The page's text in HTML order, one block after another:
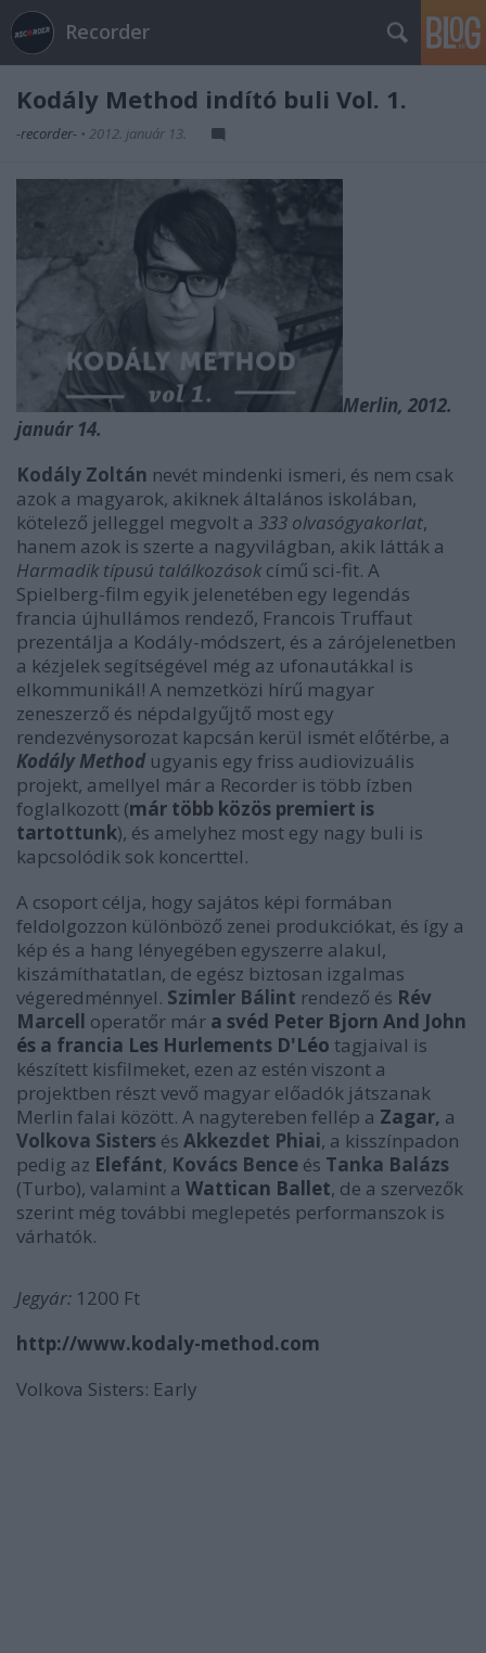
Recorder
Kodály Method indító buli Vol. 1.
-recorder- • 2012. január 13.
Merlin, 2012.
január 14.
Kodály Zoltán nevét mindenki ismeri, és nem csak
azok a magyarok, akiknek általános iskolában,
kötelező jelleggel megvolt a 333 olvasógyakorlat,
hanem azok is szerte a nagyvilágban, akik látták a
Harmadik típusú találkozások című sci-fit. A
Spielberg-film egyik jelenetében egy legendás
francia újhullámos rendező, Francois Truffaut
prezentálja a Kodály-módszert, és a zárójelenetben
a kézjelek segítségével még az ufonautákkal is
elkommunikál! A nemzetközi hírű magyar
zeneszerző és népdalgyűjtő most egy
rendezvénysorozat kapcsán kerül ismét előtérbe, a
Kodály Methodugyanis egy friss audiovizuális
projekt, amellyel már a Recorder is több ízben
foglalkozott (már több közös premiert is
tartottunk), és amelyhez most egy nagy buli is
kapcsolódik sok koncerttel.
A csoport célja, hogy sajátos képi formában
feldolgozzon különböző zenei produkciókat, és így a
kép és a hang lényegében egyszerre alakul,
kiszámíthatatlan, de egész biztosan izgalmas
végeredménnyel. Szimler Bálint rendező és Rév
Marcell operatőr már a svéd Peter Bjorn And John
és a francia Les Hurlements D'Léo tagjaival is
készített kisfilmeket, ezen az estén viszont a
projektben részt vevő magyar előadók játszanak
Merlin falai között. A nagytereben fellép a Zagar, a
Volkova Sisters és Akkezdet Phiai, a kisszínpadon
pedig az Elefánt, Kovács Bence és Tanka Balázs
(Turbo), valamint a Wattican Ballet, de a szervezők
szerint még további meglepetés performanszok is
várhatók.
Jegyár: 1200 Ft
http://www.kodaly-method.com
Volkova Sisters: Early